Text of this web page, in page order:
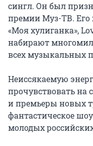
сингл. Он был
премии Муз-ТВ. Его
«Моя хулиганка»,
набирают
всех музыкальных
Неиссякаемую
прочувствовать на
и премьеры новых
фантастическое
молодых